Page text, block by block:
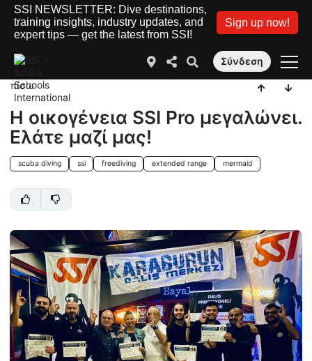
SSI NEWSLETTER: Dive destinations,
training insights, industry updates, and
expert tips — get the latest from SSI!
Sign up now!
Σύνδεση
πίσω
Η οικογένεια SSI Pro μεγαλώνει.
Ελάτε μαζί μας!
scuba diving ssi freediving extended range mermaid